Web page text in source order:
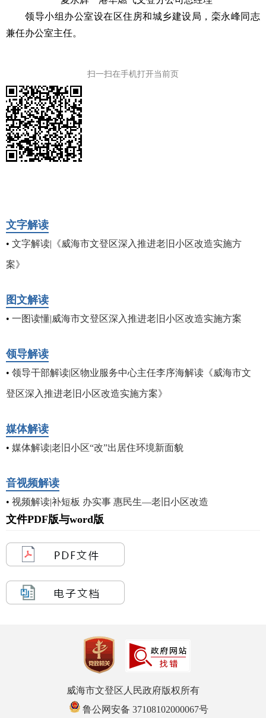
领导小组办公室设在区住房和城乡建设局，栾永峰同志
兼任办公室主任。
扫一扫在手机打开当前页
文字解读
• 文字解读|《威海市文登区深入推进老旧小区改造实施方
案》
图文解读
• 一图读懂|威海市文登区深入推进老旧小区改造实施方案
领导解读
• 领导干部解读|区物业服务中心主任李序海解读《威海市文
登区深入推进老旧小区改造实施方案》
媒体解读
• 媒体解读|老旧小区“改”出居住环境新面貌
音视频解读
• 视频解读|补短板 办实事 惠民生—老旧小区改造
文件PDF版与word版
威海市文登区人民政府版权所有
鲁公网安备 37108102000067号